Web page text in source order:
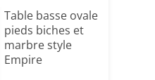
Table basse ovale
pieds biches et
marbre style
Empire